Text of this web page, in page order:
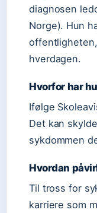
diagnosen
Norge). Hun
hverdagen.
Hvorfor har
Ifølge
Det kan
sykdommen
Hvordan
Til tross for
karriere som